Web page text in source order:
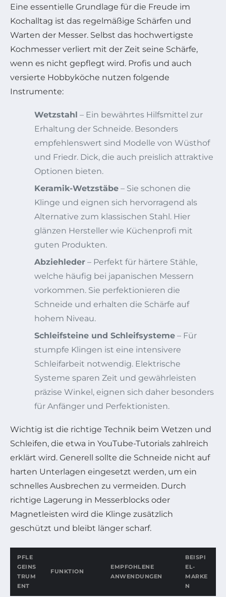
Eine essentielle Grundlage für die Freude im
Kochalltag ist das regelmäßige Schärfen und
Warten der Messer. Selbst das hochwertigste
Kochmesser verliert mit der Zeit seine Schärfe,
wenn es nicht gepflegt wird. Profis und auch
versierte Hobbyköche nutzen folgende
Instrumente:
Wetzstahl – Ein bewährtes Hilfsmittel zur
Erhaltung der Schneide. Besonders
empfehlenswert sind Modelle von Wüsthof
und Friedr. Dick, die auch preislich attraktive
Optionen bieten.
Keramik-Wetzstäbe – Sie schonen die
Klinge und eignen sich hervorragend als
Alternative zum klassischen Stahl. Hier
glänzen Hersteller wie Küchenprofi mit
guten Produkten.
Abziehleder – Perfekt für härtere Stähle,
welche häufig bei japanischen Messern
vorkommen. Sie perfektionieren die
Schneide und erhalten die Schärfe auf
hohem Niveau.
Schleifsteine und Schleifsysteme – Für
stumpfe Klingen ist eine intensivere
Schleifarbeit notwendig. Elektrische
Systeme sparen Zeit und gewährleisten
präzise Winkel, eignen sich daher besonders
für Anfänger und Perfektionisten.
Wichtig ist die richtige Technik beim Wetzen und
Schleifen, die etwa in YouTube-Tutorials zahlreich
erklärt wird. Generell sollte die Schneide nicht auf
harten Unterlagen eingesetzt werden, um ein
schnelles Ausbrechen zu vermeiden. Durch
richtige Lagerung in Messerblocks oder
Magnetleisten wird die Klinge zusätzlich
geschützt und bleibt länger scharf.
PFLE
GEINS
TRUM
ENT
FUNKTION
EMPFOHLENE
ANWENDUNGEN
BEISPI
EL-
MARKE
N